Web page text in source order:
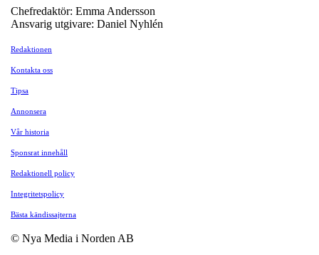
Chefredaktör: Emma Andersson
Ansvarig utgivare: Daniel Nyhlén
Redaktionen
Kontakta oss
Tipsa
Annonsera
Vår historia
Sponsrat innehåll
Redaktionell policy
Integritetspolicy
Bästa kändissajterna
© Nya Media i Norden AB